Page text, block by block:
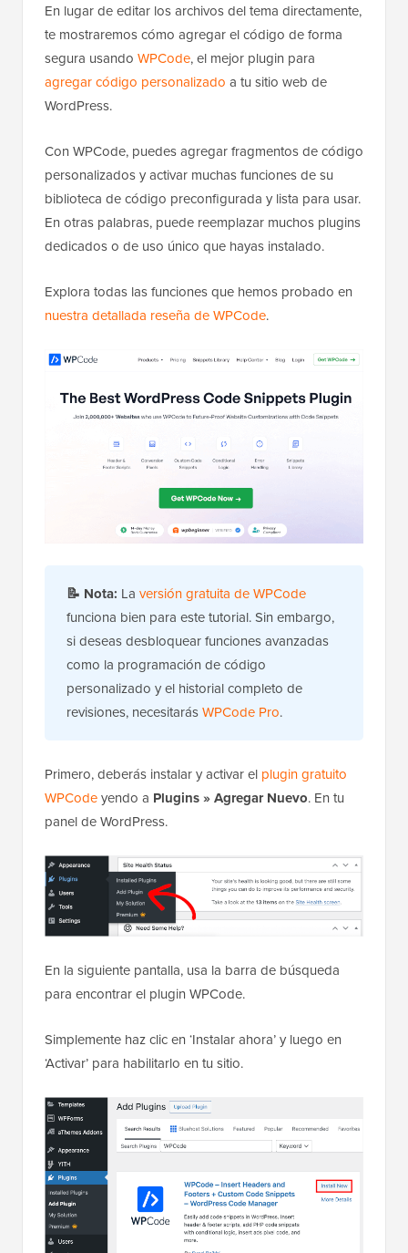
En lugar de editar los archivos del tema directamente,
te mostraremos cómo agregar el código de forma
segura usando WPCode, el mejor plugin para
agregar código personalizado a tu sitio web de
WordPress.
Con WPCode, puedes agregar fragmentos de código
personalizados y activar muchas funciones de su
biblioteca de código preconfigurada y lista para usar.
En otras palabras, puede reemplazar muchos plugins
dedicados o de uso único que hayas instalado.
Explora todas las funciones que hemos probado en
nuestra detallada reseña de WPCode.
📝 Nota: La versión gratuita de WPCode
funciona bien para este tutorial. Sin embargo,
si deseas desbloquear funciones avanzadas
como la programación de código
personalizado y el historial completo de
revisiones, necesitarásWPCode Pro.
Primero, deberás instalar y activar el plugin gratuito
WPCodeyendo a Plugins » Agregar Nuevo. En tu
panel de WordPress.
En la siguiente pantalla, usa la barra de búsqueda
para encontrar el plugin WPCode.
Simplemente haz clic en ‘Instalar ahora’ y luego en
‘Activar’ para habilitarlo en tu sitio.